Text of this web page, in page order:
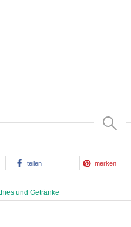
teilen merken
und Getränke